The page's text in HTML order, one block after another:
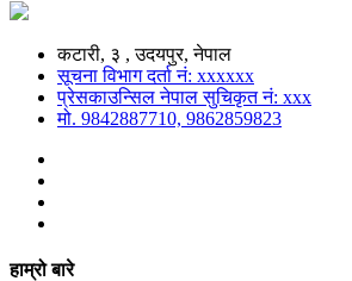
कटारी, ३ , उदयपुर, नेपाल
सूचना विभाग दर्ता नं: xxxxxx
प्रेसकाउन्सिल नेपाल सुचिकृत नं: xxx
मो. 9842887710, 9862859823
हाम्रो बारे